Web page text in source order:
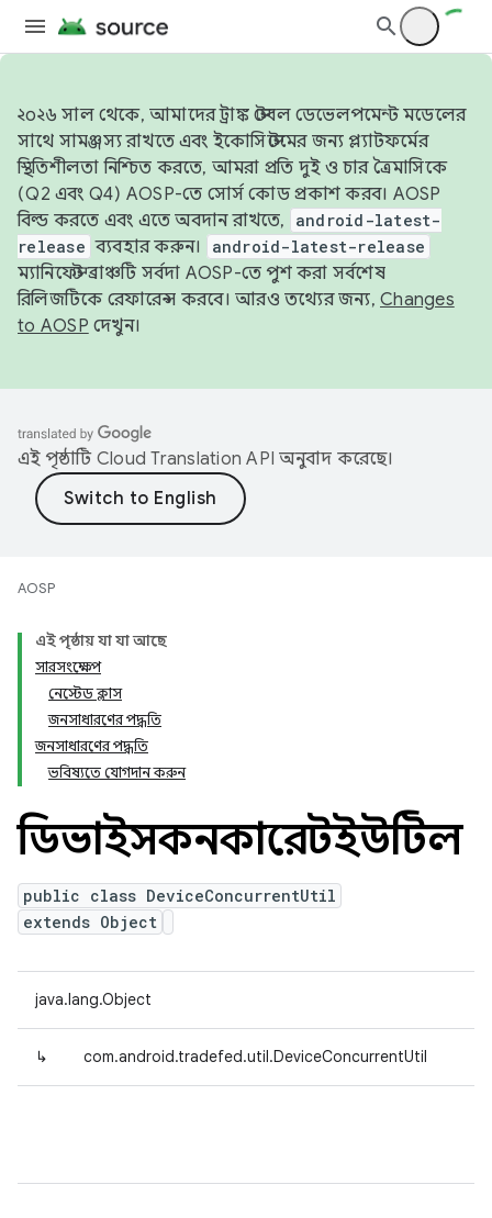
২০২৬ সাল থেকে, আমাদের ট্রাঙ্ক স্টেবল ডেভেলপমেন্ট মডেলের
সাথে সামঞ্জস্য রাখতে এবং ইকোসিস্টেমের জন্য প্ল্যাটফর্মের
স্থিতিশীলতা নিশ্চিত করতে, আমরা প্রতি দুই ও চার ত্রৈমাসিকে
(Q2 এবং Q4) AOSP-তে সোর্স কোড প্রকাশ করব। AOSP
বিল্ড করতে এবং এতে অবদান রাখতে,
android-latest-
release ব্যবহার করুন। android-latest-release
ম্যানিফেস্ট ব্রাঞ্চটি সর্বদা AOSP-তে পুশ করা সর্বশেষ
রিলিজটিকে রেফারেন্স করবে। আরও তথ্যের জন্য, Changes
to AOSP দেখুন।
এই পৃষ্ঠাটি Cloud Translation API অনুবাদ করেছে।
AOSP
এই পৃষ্ঠায় যা যা আছে
সারসংক্ষেপ
নেস্টেড ক্লাস
জনসাধারণের পদ্ধতি
জনসাধারণের পদ্ধতি
ভবিষ্যতে যোগদান করুন
ডিভাইসকনকারেন্টইউটিল
public class DeviceConcurrentUtil
extends Object
java.lang.Object
↳ com.android.tradefed.util.DeviceConcurrentUtil